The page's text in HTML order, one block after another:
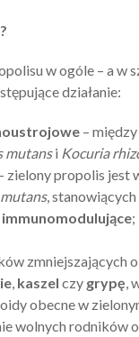
?
w ogóle – a w
działanie:
–
mutansi Kocuria
zielony propolis jest
,
immunomodulujące;
zmniejszających
, kaszel czy grypę,
obecne w
wolnych rodników